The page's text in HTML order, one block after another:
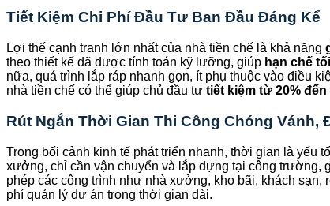
Tiết Kiệm Chi Phí Đầu Tư Ban Đầu Đáng Kể
Lợi thế cạnh tranh lớn nhất của nhà tiền chế là khả năng
theo thiết kế đã được tính toán kỹ lưỡng, giúp hạn chế
nữa, quá trình lắp ráp nhanh gọn, ít phụ thuộc vào điều
nhà tiền chế có thể giúp chủ đầu tư tiết kiệm từ 20% đến
Rút Ngắn Thời Gian Thi Công Chóng Vánh,
Trong bối cảnh kinh tế phát triển nhanh, thời gian là yếu
xưởng, chỉ cần vận chuyển và lắp dựng tại công trường,
phép các công trình như nhà xưởng, kho bãi, khách sạn,
phí quản lý dự án trong thời gian dài.